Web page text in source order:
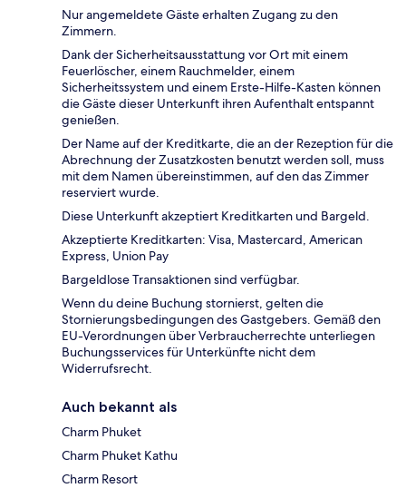
Nur angemeldete Gäste erhalten Zugang zu den
Zimmern.
Dank der Sicherheitsausstattung vor Ort mit einem
Feuerlöscher, einem Rauchmelder, einem
Sicherheitssystem und einem Erste-Hilfe-Kasten können
die Gäste dieser Unterkunft ihren Aufenthalt entspannt
genießen.
Der Name auf der Kreditkarte, die an der Rezeption für die
Abrechnung der Zusatzkosten benutzt werden soll, muss
mit dem Namen übereinstimmen, auf den das Zimmer
reserviert wurde.
Diese Unterkunft akzeptiert Kreditkarten und Bargeld.
Akzeptierte Kreditkarten: Visa, Mastercard, American
Express, Union Pay
Bargeldlose Transaktionen sind verfügbar.
Wenn du deine Buchung stornierst, gelten die
Stornierungsbedingungen des Gastgebers. Gemäß den
EU-Verordnungen über Verbraucherrechte unterliegen
Buchungsservices für Unterkünfte nicht dem
Widerrufsrecht.
Auch bekannt als
Charm Phuket
Charm Phuket Kathu
Charm Resort